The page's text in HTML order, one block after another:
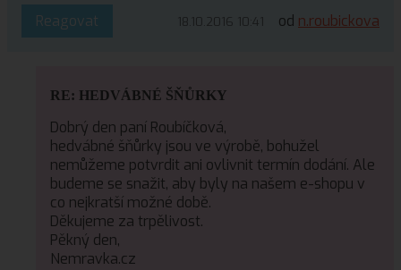
Reagovat 18.10.2016 10:41 od n.roubickova
RE: HEDVÁBNÉ ŠŇŮRKY
Dobrý den paní Roubíčková,
hedvábné šňůrky jsou ve výrobě, bohužel
nemůžeme potvrdit ani ovlivnit termín dodání. Ale
budeme se snažit, aby byly na našem e-shopu v
co nejkratší možné době.
Děkujeme za trpělivost.
Pěkný den,
Nemravka.cz